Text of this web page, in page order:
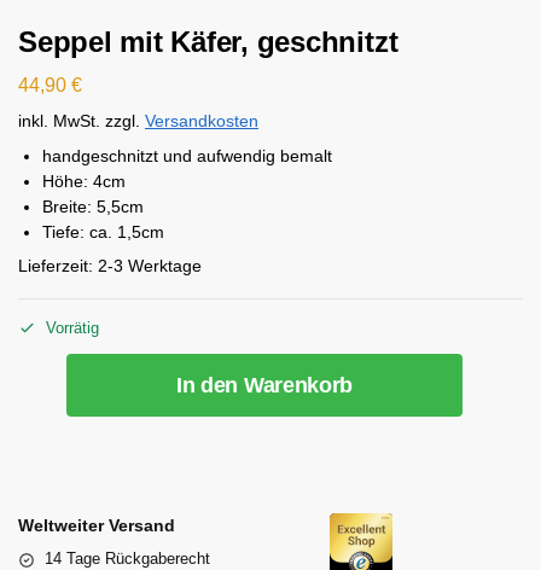
Seppel mit Käfer, geschnitzt
44,90 €
inkl. MwSt. zzgl. Versandkosten
handgeschnitzt und aufwendig bemalt
Höhe: 4cm
Breite: 5,5cm
Tiefe: ca. 1,5cm
Lieferzeit: 2-3 Werktage
Vorrätig
In den Warenkorb
Weltweiter Versand
14 Tage Rückgaberecht